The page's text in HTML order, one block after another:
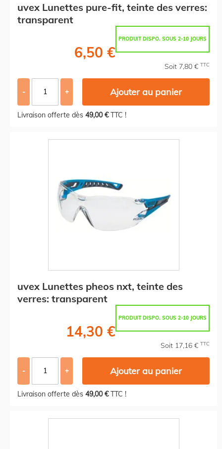
uvex Lunettes pure-fit, teinte des verres:
transparent
PRODUIT DISPO. SOUS 2-10 JOURS
6,50 €
Soit 7,80 € TTC
- + Ajouter au panier
Livraison offerte dès 49,00 €TTC !
uvex Lunettes pheos nxt, teinte des
verres: transparent
PRODUIT DISPO. SOUS 2-10 JOURS
14,30 €
Soit 17,16 € TTC
- + Ajouter au panier
Livraison offerte dès 49,00 €TTC !